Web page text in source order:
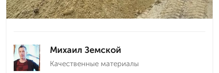
Михаил Земской
Качественные материалы